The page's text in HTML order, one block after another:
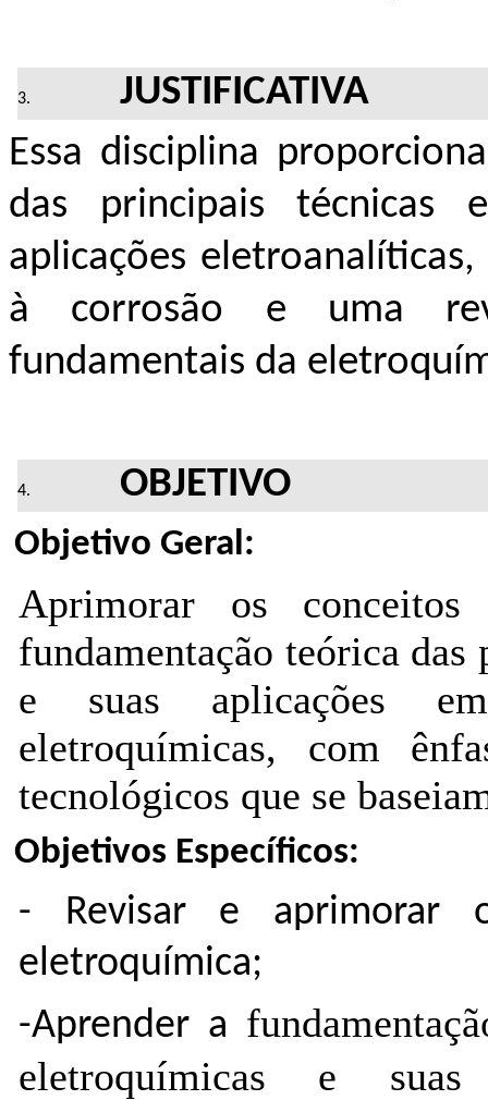
JUSTIFICATIVA
Essa disciplina
das principais técnicas
aplicações
à corrosão e uma
fundamentais da
OBJETIVO
Objetivo Geral:
Aprimorar os
fundamentação teórica das
e suas aplicações
eletroquímicas, com
tecnológicos que se
Objetivos Específicos:
- Revisar e aprimorar
eletroquímica;
-Aprender a
eletroquímicas e suas